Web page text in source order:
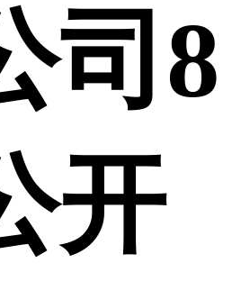
司8
开